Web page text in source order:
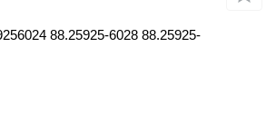
88.25925-6028 88.25925-